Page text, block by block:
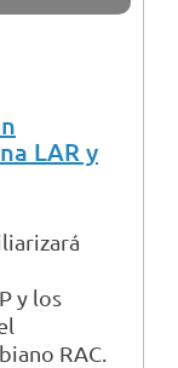
LAR y
y los
RAC.